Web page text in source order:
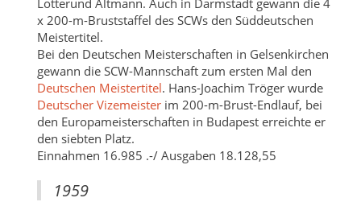
x 200-m-Bruststaffel des SCWs den Süddeutschen
Meistertitel.
Bei den Deutschen Meisterschaften in Gelsenkirchen
gewann die SCW-Mannschaft zum ersten Mal den
Deutschen Meistertitel. Hans-Joachim Tröger wurde
Deutscher Vizemeisterim 200-m-Brust-Endlauf, bei
den Europameisterschaften in Budapest erreichte er
den siebten Platz.
Einnahmen 16.985 .-/ Ausgaben 18.128,55
1959